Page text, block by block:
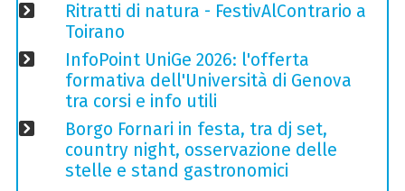
Ritratti di natura - FestivAlContrario a
Toirano
InfoPoint UniGe 2026: l'offerta
formativa dell'Università di Genova
tra corsi e info utili
Borgo Fornari in festa, tra dj set,
country night, osservazione delle
stelle e stand gastronomici